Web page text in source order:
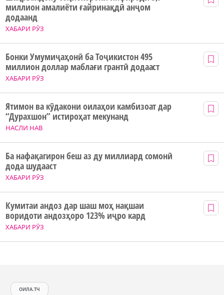
ХАБАРИ РӮЗ
миллион амалиёти ғайринақдӣ анҷом
додаанд
ХАБАРИ РӮЗ
Бонки Умумиҷаҳонӣ ба Тоҷикистон 495
миллион доллар маблағи грантӣ додааст
НАСЛИ НАВ
Ятимон ва кӯдакони оилаҳои камбизоат дар
“Дурахшон” истироҳат мекунанд
ХАБАРИ РӮЗ
Ба нафақагирон беш аз ду миллиард сомонӣ
дода шудааст
ХАБАРИ РӮЗ
Кумитаи андоз дар шаш моҳ нақшаи
воридоти андозҳоро 123% иҷро кард
ОИЛА.ТЧ